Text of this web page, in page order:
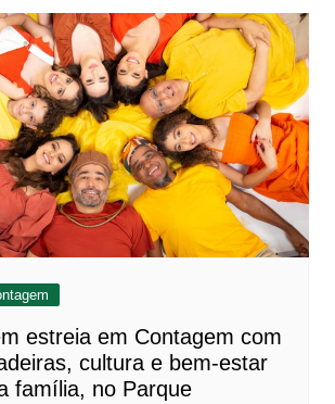
estreia em Contagem com
cultura e bem-estar
família, no Parque